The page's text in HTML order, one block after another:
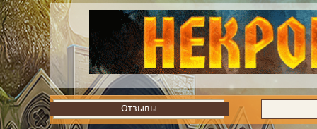
Отзывы
Отзывы